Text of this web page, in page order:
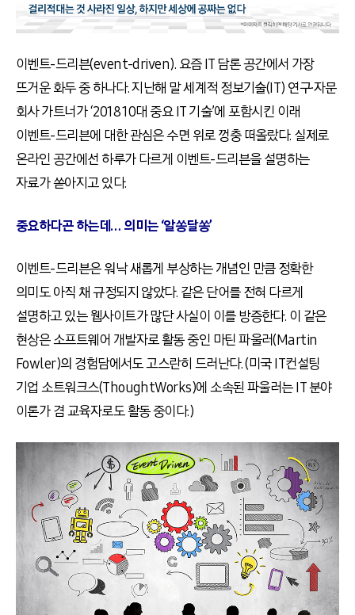
이벤트-드리븐(event-driven). 요즘 IT 담론 공간에서 가장
뜨거운 화두 중 하나다. 지난해 말 세계적 정보기술(IT) 연구∙자문
회사 가트너가 ‘2018 10대 중요 IT 기술’에 포함시킨 이래
이벤트-드리븐에 대한 관심은 수면 위로 껑충 떠올랐다. 실제로
온라인 공간에선 하루가 다르게 이벤트-드리븐을 설명하는
자료가 쏟아지고 있다.
중요하다곤 하는데… 의미는 ‘알쏭달쏭’
이벤트-드리븐은 워낙 새롭게 부상하는 개념인 만큼 정확한
의미도 아직 채 규정되지 않았다. 같은 단어를 전혀 다르게
설명하고 있는 웹사이트가 많단 사실이 이를 방증한다. 이 같은
현상은 소프트웨어 개발자로 활동 중인 마틴 파울러(Martin
Fowler)의 경험담에서도 고스란히 드러난다. (미국 IT컨설팅
기업 소트워크스(ThoughtWorks)에 소속된 파울러는 IT 분야
이론가 겸 교육자로도 활동 중이다.)